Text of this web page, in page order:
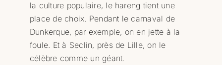
la culture populaire, le hareng tient une
place de choix. Pendant le carnaval de
Dunkerque, par exemple, on en jette à la
foule. Et à Seclin, près de Lille, on le
célèbre comme un géant.